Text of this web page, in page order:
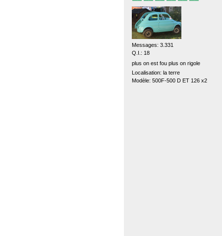
Messages: 3.331
Q.I.: 18
plus on est fou plus on rigole
Localisation: la terre
Modèle: 500F-500 D ET 126 x2